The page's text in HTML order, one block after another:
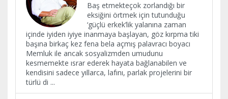
Baş etmekteçok zorlandığı bir
eksiğini örtmek için tutunduğu
‘güçlü erkek’lik yalanına zaman
içinde iyiden iyiye inanmaya başlayan, göz kırpma tiki
başına birkaç kez fena bela açmış palavracı boyacı
Memluk ile ancak sosyalizmden umudunu
kesmemekte ısrar ederek hayata bağlanabilen ve
kendisini sadece yıllarca, lafını, parlak projelerini bir
türlü di ...